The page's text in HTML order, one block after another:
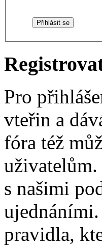
Pro
vteřin a
fóra též
uživatelům.
s našimi
pravidla,